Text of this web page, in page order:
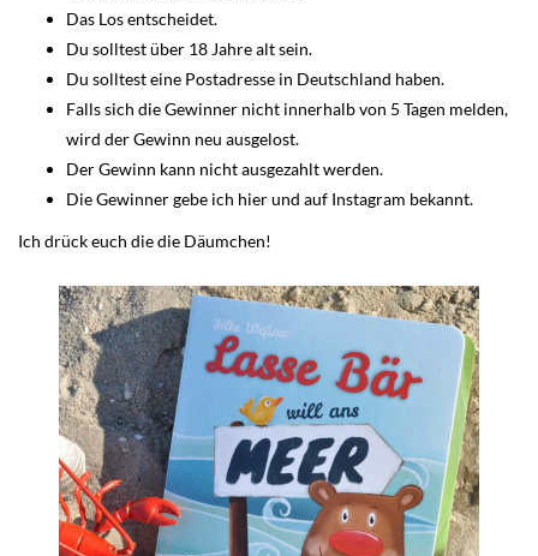
Das Los entscheidet.
Du solltest über 18 Jahre alt sein.
Du solltest eine Postadresse in Deutschland haben.
Falls sich die Gewinner nicht innerhalb von 5 Tagen melden,
wird der Gewinn neu ausgelost.
Der Gewinn kann nicht ausgezahlt werden.
Die Gewinner gebe ich hier und auf Instagram bekannt.
Ich drück euch die die Däumchen!